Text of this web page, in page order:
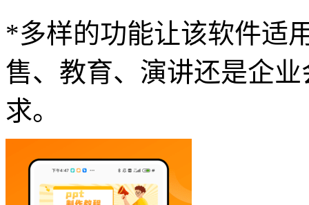
*多样的功能让该软件适
售、教育、演讲还是企
求。